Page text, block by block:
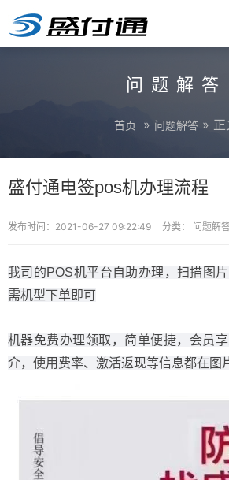
问题解答
首页 » 问题解答 » 正
盛付通电签pos机办理流程
发布时间：2021-06-27 09:22:49 分类： 问题解
我司的POS机平台自助办理，扫描图
需机型下单即可
机器免费办理领取，简单便捷，会员
介，使用费率、激活返现等信息都在图